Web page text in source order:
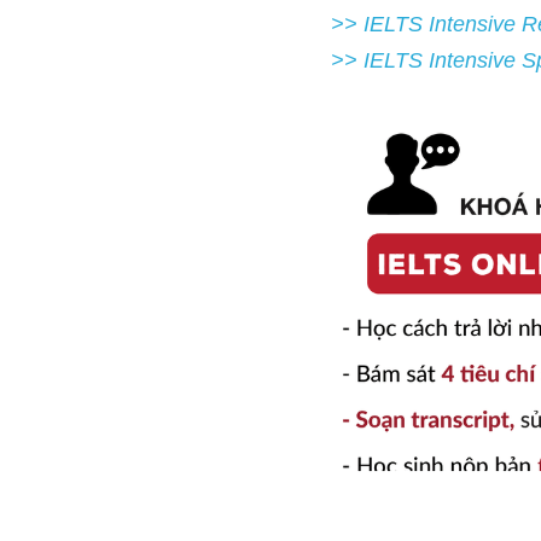
>> IELTS Intensive